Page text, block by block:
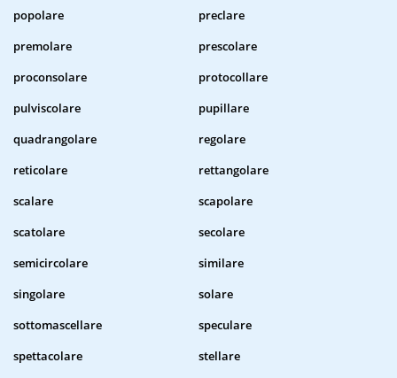
popolare
preclare
premolare
prescolare
proconsolare
protocollare
pulviscolare
pupillare
quadrangolare
regolare
reticolare
rettangolare
scalare
scapolare
scatolare
secolare
semicircolare
similare
singolare
solare
sottomascellare
speculare
spettacolare
stellare